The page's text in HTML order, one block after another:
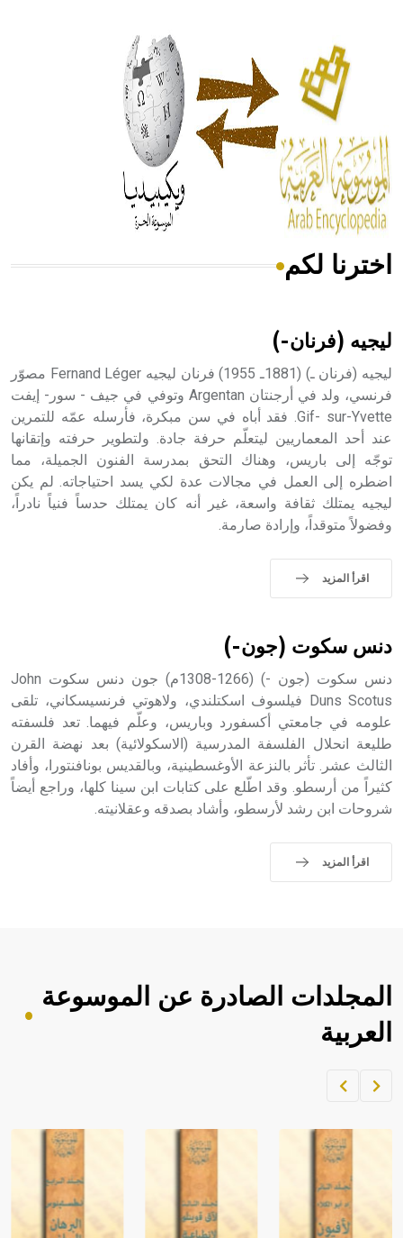
الحكم، الأدلة، تنظيم التغذية، ورسالته في جروح الرأس. ويعود
له الفضل بأنه حرر الطب من الدين والفلسفة.
- هل تعلم أن المرجان إفراز حيواني يتكون في البحر ويتركب
من مادة كربونات الكلسيوم، وهو أحمر أو شديد الحمرة وهو
أجود أنواعه، ويمتاز بكبر الحجم ويسمى الش
هل تعلم أن الأبسيد كلمة فرنسية اللفظ تم اعتمادها مصطلحاً
- هل تعلم أن أبجر Abgar اسم معروف جيداً يعود إلى عدد من
الملوك الذين حكموا مدينة إديسا (الرها) من أبجر الأول وحتى
التاسع، وهم ينتسبون إلى أسرة أوسروين
sign تكتب منفصلة غير متصلة، وتعتمد المبدأ الأكوروفوني،
اخترنا لكم
ليجيه (فرنان-)
ليجيه (فرنان ـ) (1881ـ 1955) فرنان ليجيه Fernand Léger مصوّر
فرنسي، ولد في أرجنتان Argentan وتوفي في جيف - سور- إيفت
Gif- sur-Yvette. فقد أباه في سن مبكرة، فأرسله عمّه للتمرين
عند أحد المعماريين ليتعلّم حرفة جادة. ولتطوير حرفته وإتقانها
توجّه إلى باريس، وهناك التحق بمدرسة الفنون الجميلة، مما
اضطره إلى العمل في مجالات عدة لكي يسد احتياجاته. لم يكن
ليجيه يمتلك ثقافة واسعة، غير أنه كان يمتلك حدساً فنياً نادراً،
وفضولاً متوقداً، وإرادة صارمة.
اقرأ المزيد
دنس سكوت (جون-)
دنس سكوت (جون -) (1266-1308م) جون دنس سكوت John
Duns Scotus فيلسوف اسكتلندي، ولاهوتي فرنسيسكاني، تلقى
علومه في جامعتي أكسفورد وباريس، وعلّم فيهما. تعد فلسفته
طليعة انحلال الفلسفة المدرسية (الاسكولائية) بعد نهضة القرن
الثالث عشر. تأثر بالنزعة الأوغسطينية، وبالقديس بونافنتورا، وأفاد
كثيراً من أرسطو. وقد اطّلع على كتابات ابن سينا كلها، وراجع أيضاً
شروحات ابن رشد لأرسطو، وأشاد بصدقه وعقلانيته.
اقرأ المزيد
المجلدات الصادرة عن الموسوعة
العربية